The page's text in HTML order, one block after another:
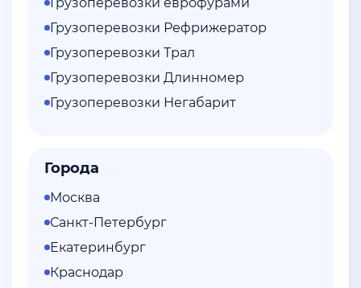
Грузоперевозки еврофурами
Грузоперевозки Рефрижератор
Грузоперевозки Трал
Грузоперевозки Длинномер
Грузоперевозки Негабарит
Города
Москва
Санкт-Петербург
Екатеринбург
Краснодар